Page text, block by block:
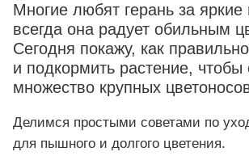
Многие любят герань за
всегда она радует обильным
Сегодня покажу, как
и подкормить растение,
множество крупных
Делимся простыми советами по
для пышного и долгого цветения.